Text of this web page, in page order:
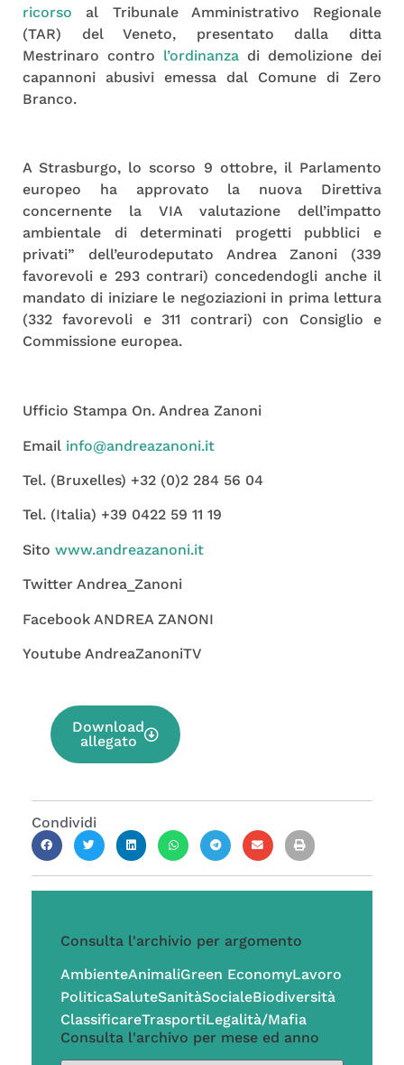
ricorso al Tribunale Amministrativo Regionale
(TAR) del Veneto, presentato dalla ditta
Mestrinaro contro l’ordinanza di demolizione dei
capannoni abusivi emessa dal Comune di Zero
Branco.
A Strasburgo, lo scorso 9 ottobre, il Parlamento
europeo ha approvato la nuova Direttiva
concernente la VIA valutazione dell’impatto
ambientale di determinati progetti pubblici e
privati” dell’eurodeputato Andrea Zanoni (339
favorevoli e 293 contrari) concedendogli anche il
mandato di iniziare le negoziazioni in prima lettura
(332 favorevoli e 311 contrari) con Consiglio e
Commissione europea.
Ufficio Stampa On. Andrea Zanoni
Email info@andreazanoni.it
Tel. (Bruxelles) +32 (0)2 284 56 04
Tel. (Italia) +39 0422 59 11 19
Sito www.andreazanoni.it
Twitter Andrea_Zanoni
Facebook ANDREA ZANONI
Youtube AndreaZanoniTV
Download
allegato
Condividi
Consulta l'archivio per argomento
AmbienteAnimaliGreen EconomyLavoro
PoliticaSaluteSanitàSocialeBiodiversità
ClassificareTrasportiLegalità/Mafia
Consulta l'archivo per mese ed anno